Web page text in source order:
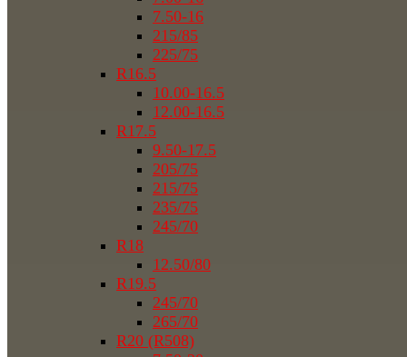
7.50-16
215/85
225/75
R16.5
10.00-16.5
12.00-16.5
R17.5
9.50-17.5
205/75
215/75
235/75
245/70
R18
12.50/80
R19.5
245/70
265/70
R20 (R508)